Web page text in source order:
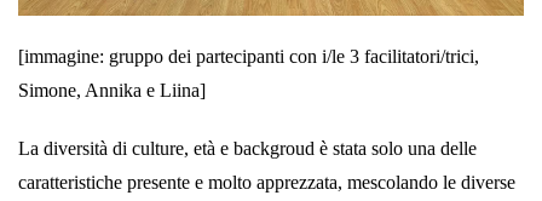
[immagine: gruppo dei partecipanti con i/le 3 facilitatori/trici,
Simone, Annika e Liina]
La diversità di culture, età e backgroud è stata solo una delle
caratteristiche presente e molto apprezzata, mescolando le diverse